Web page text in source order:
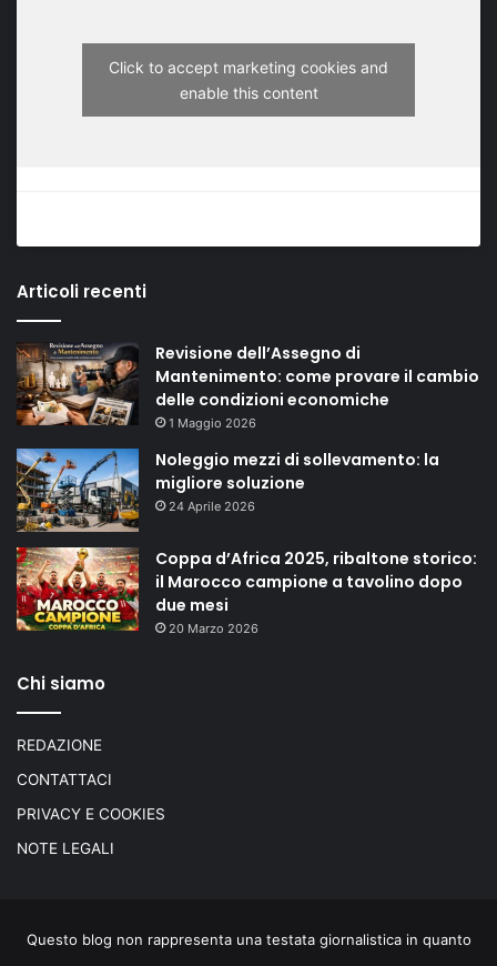
Click to accept marketing cookies and
enable this content
Articoli recenti
Revisione dell’Assegno di
Mantenimento: come provare il cambio
delle condizioni economiche
1 Maggio 2026
Noleggio mezzi di sollevamento: la
migliore soluzione
24 Aprile 2026
Coppa d’Africa 2025, ribaltone storico:
il Marocco campione a tavolino dopo
due mesi
20 Marzo 2026
Chi siamo
REDAZIONE
CONTATTACI
PRIVACY E COOKIES
NOTE LEGALI
Questo blog non rappresenta una testata giornalistica in quanto